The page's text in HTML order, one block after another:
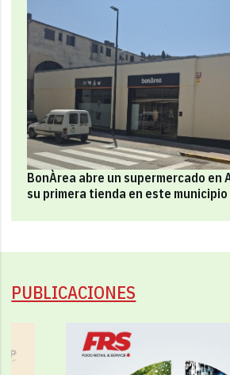
BonÀrea abre un supermercado en
su primera tienda en este municipio
PUBLICACIONES